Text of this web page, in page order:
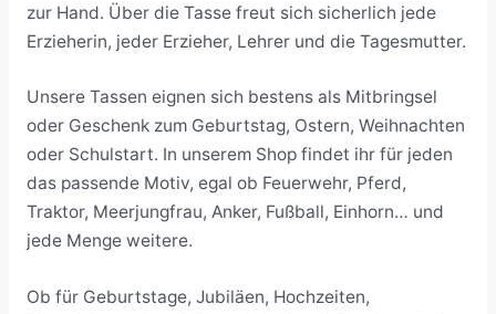
zur Hand. Über die Tasse freut sich sicherlich jede
Erzieherin, jeder Erzieher, Lehrer und die Tagesmutter.
Unsere Tassen eignen sich bestens als Mitbringsel
oder Geschenk zum Geburtstag, Ostern, Weihnachten
oder Schulstart. In unserem Shop findet ihr für jeden
das passende Motiv, egal ob Feuerwehr, Pferd,
Traktor, Meerjungfrau, Anker, Fußball, Einhorn… und
jede Menge weitere.
Ob für Geburtstage, Jubiläen, Hochzeiten,